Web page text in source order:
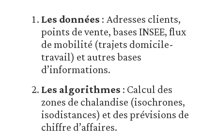
Les données : Adresses clients,
points de vente, bases INSEE, flux
de mobilité (trajets domicile-
travail) et autres bases
d’informations.
Les algorithmes : Calcul des
zones de chalandise (isochrones,
isodistances) et des prévisions de
chiffre d’affaires.